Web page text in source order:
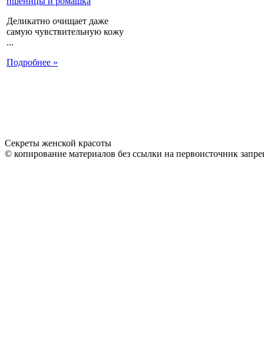
Деликатно очищает даже
самую чувствительную кожу
...
Подробнее »
Секреты женской красоты
© копирование материалов без ссылки на первоисточник